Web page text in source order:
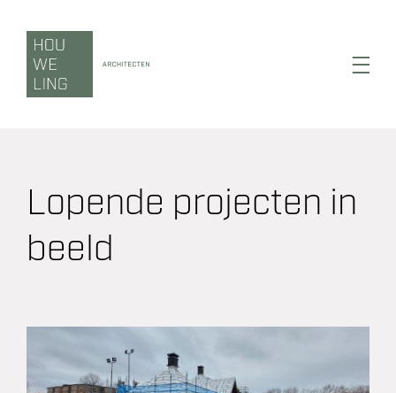
inhoud
Wonen
Werken
Duurzaamheid
Lopende projecten in
beeld